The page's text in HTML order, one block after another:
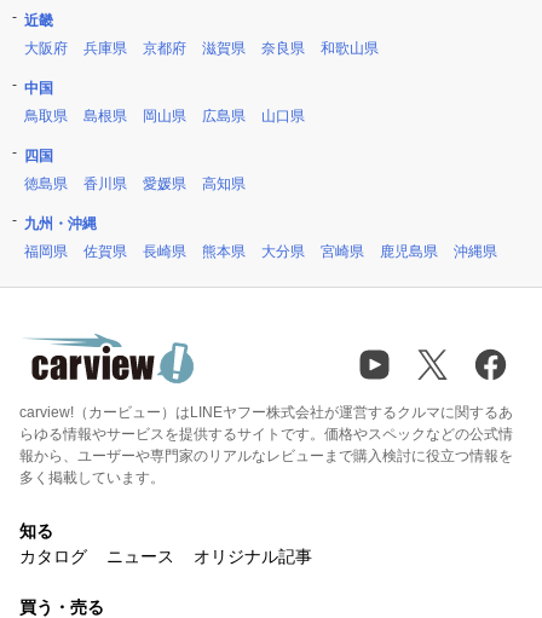
近畿
大阪府
兵庫県 京都府 滋賀県 奈良県 和歌山県
中国
鳥取県
島根県 岡山県 広島県 山口県
四国
徳島県
香川県 愛媛県 高知県
九州・沖縄
福岡県
佐賀県 長崎県 熊本県 大分県 宮崎県 鹿児島県 沖縄県
carview!（カービュー）はLINEヤフー株式会社が運営するクルマに関するあ
らゆる情報やサービスを提供するサイトです。価格やスペックなどの公式情
報から、ユーザーや専門家のリアルなレビューまで購入検討に役立つ情報を
多く掲載しています。
知る
カタログ
ニュース オリジナル記事
買う・売る